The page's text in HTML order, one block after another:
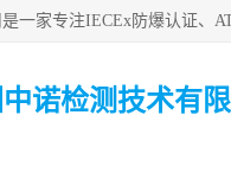
诺检测技术有